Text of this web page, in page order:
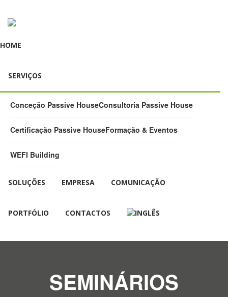
HOME
SERVIÇOS
Conceção Passive HouseConsultoria Passive House
Certificação Passive HouseFormação & Eventos
WEFI Building
SOLUÇÕES EMPRESA COMUNICAÇÃO
PORTFÓLIO CONTACTOS
SEMINÁRIOS